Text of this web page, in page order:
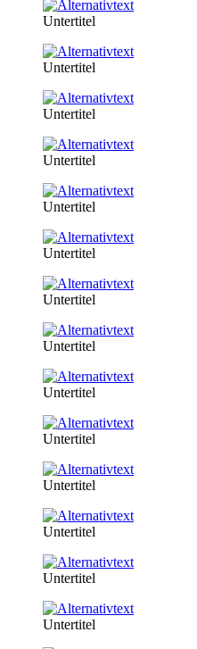
Untertitel
Untertitel
Untertitel
Untertitel
Untertitel
Untertitel
Untertitel
Untertitel
Untertitel
Untertitel
Untertitel
Untertitel
Untertitel
Untertitel